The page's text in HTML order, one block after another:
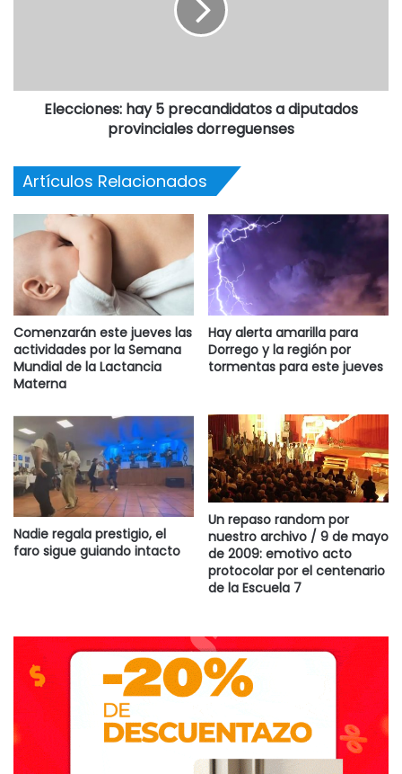
Elecciones: hay 5 precandidatos a diputados
provinciales dorreguenses
Artículos Relacionados
Comenzarán este jueves las
actividades por la Semana
Mundial de la Lactancia
Materna
Hay alerta amarilla para
Dorrego y la región por
tormentas para este jueves
Nadie regala prestigio, el
faro sigue guiando intacto
Un repaso random por
nuestro archivo / 9 de mayo
de 2009: emotivo acto
protocolar por el centenario
de la Escuela 7